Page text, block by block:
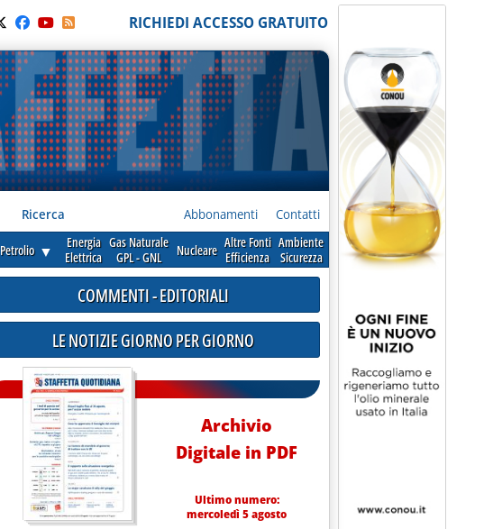
RICHIEDI ACCESSO GRATUITO
Ricerca Abbonamenti Contatti
Petrolio ▼
Energia
Elettrica
Gas Naturale
GPL - GNL
Nucleare Altre Fonti
Efficienza
Ambiente
Sicurezza
COMMENTI - EDITORIALI
LE NOTIZIE GIORNO PER GIORNO
Archivio
Digitale in PDF
Ultimo numero:
mercoledì 5 agosto